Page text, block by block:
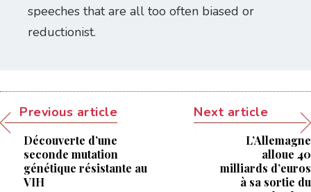
speeches that are all too often biased or
reductionist.
Previous article
Découverte d’une
seconde mutation
génétique résistante au
VIH
Next article
L’Allemagne
alloue 40
milliards d’euros
à sa sortie du